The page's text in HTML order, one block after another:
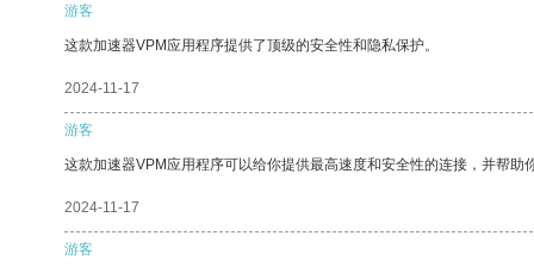
游客
这款加速器VPM应用程序提供了顶级的安全性和隐私保护。
2024-11-17
游客
这款加速器VPM应用程序可以给你提供最高速度和安全性的连接，并帮助
2024-11-17
游客